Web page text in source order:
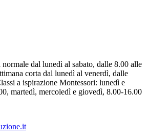
normale dal lunedì al sabato, dalle 8.00 alle
corta dal lunedì al venerdì, dalle
a ispirazione Montessori: lunedì e
martedì, mercoledì e giovedì, 8.00-16.00